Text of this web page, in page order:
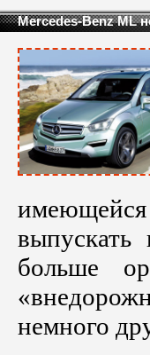
Mercedes-Benz ML
выпускать
больше
немного